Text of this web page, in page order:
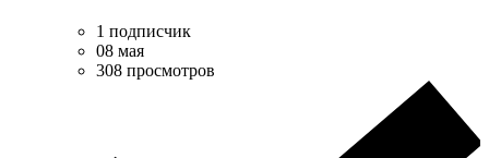
1 подписчик
08 мая
308 просмотров